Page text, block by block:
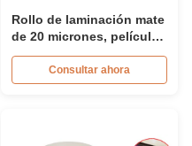
Rollo de laminación mate
de 20 micrones, película
plástica mate suave de
381 mm * 2000 m 445 mm
* 3000 m
Consultar ahora